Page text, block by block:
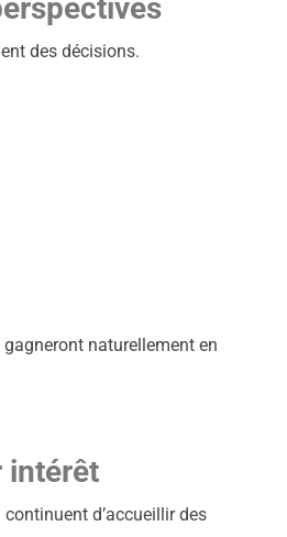
des décisions.
naturellement en
intérêt
d’accueillir des